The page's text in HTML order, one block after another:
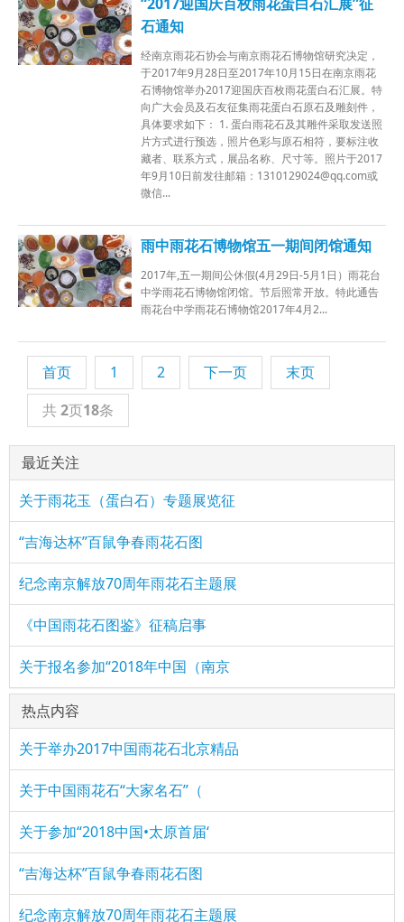
石通知
经南京雨花石协会与南京雨花石博物馆研究决定，
于2017年9月28日至2017年10月15日在南京雨花
石博物馆举办2017迎国庆百枚雨花蛋白石汇展。特
向广大会员及石友征集雨花蛋白石原石及雕刻件，
具体要求如下： 1. 蛋白雨花石及其雕件采取发送照
片方式进行预选，照片色彩与原石相符，要标注收
藏者、联系方式，展品名称、尺寸等。照片于2017
年9月10日前发往邮箱：1310129024@qq.com或
微信...
雨中雨花石博物馆五一期间闭馆通知
2017年,五一期间公休假(4月29日-5月1日）雨花台
中学雨花石博物馆闭馆。节后照常开放。特此通告
雨花台中学雨花石博物馆2017年4月2...
首页 1 2 下一页
末页
共2页18条
最近关注
关于雨花玉（蛋白石）专题展览征
“吉海达杯”百鼠争春雨花石图
纪念南京解放70周年雨花石主题展
《中国雨花石图鉴》征稿启事
关于报名参加“2018年中国（南京
热点内容
关于举办2017中国雨花石北京精品
关于中国雨花石“大家名石”（
关于参加“2018中国•太原首届‘
“吉海达杯”百鼠争春雨花石图
纪念南京解放70周年雨花石主题展